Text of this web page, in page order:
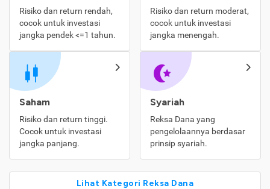
Risiko dan return rendah,
cocok untuk investasi
jangka pendek <=1 tahun.
Risiko dan return moderat,
cocok untuk investasi
jangka menengah.
Saham
Risiko dan return tinggi.
Cocok untuk investasi
jangka panjang.
Syariah
Reksa Dana yang
pengelolaannya berdasar
prinsip syariah.
Lihat Kategori Reksa Dana